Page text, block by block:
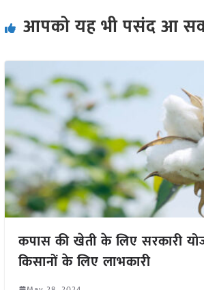
आपको यह भी पसंद आ
कपास की खेती के लिए सरकारी
किसानों के लिए लाभकारी